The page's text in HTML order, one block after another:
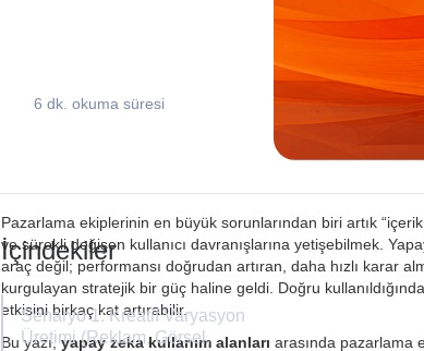
6 dk. okuma süresi
İçindekiler
Senaryo 1: Kreatif Varyasyon
Üretimi (Reklam, Görsel,
Pazarlama ekiplerinin en büyük sorunlarından biri artık
ve sürekli değişen kullanıcı davranışlarına yetişebilmek.
araç değil; performansı doğrudan artıran, daha hızlı karar
kurgulayan stratejik bir güç haline geldi. Doğru
etkisini birkaç kat artırabilir.
Bu yazı,yapay zeka kullanım alanları arasında pazarlama